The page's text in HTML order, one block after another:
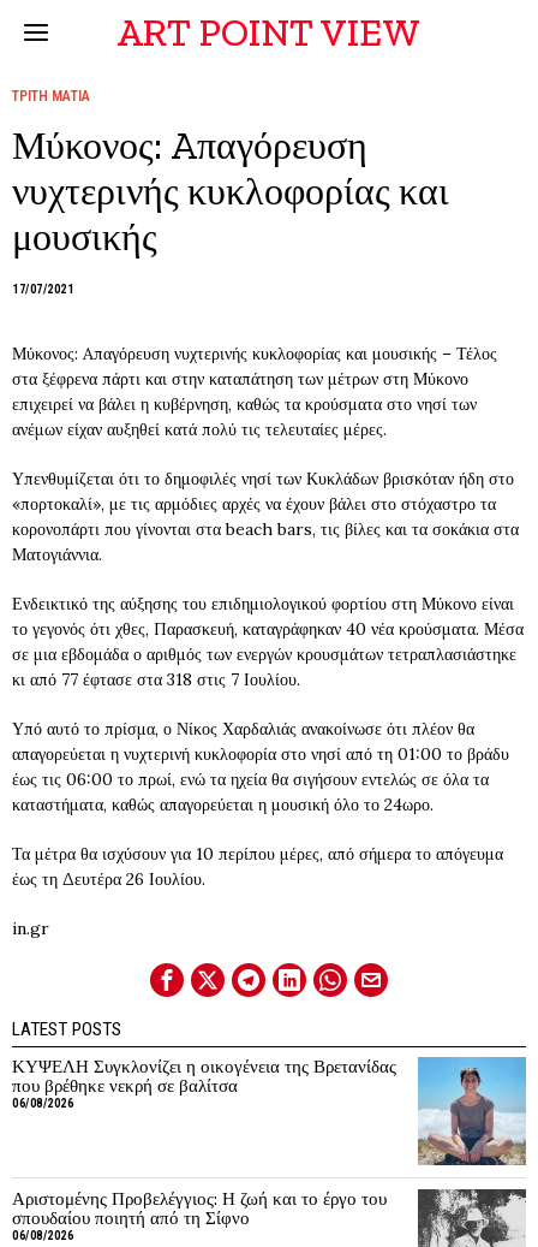
ART POINT VIEW
ΤΡΙΤΗ ΜΑΤΙΑ
Μύκονος: Aπαγόρευση
νυχτερινής κυκλοφορίας και
μουσικής
17/07/2021
Μύκονος: Aπαγόρευση νυχτερινής κυκλοφορίας και μουσικής – Τέλος
στα ξέφρενα πάρτι και στην καταπάτηση των μέτρων στη Μύκονο
επιχειρεί να βάλει η κυβέρνηση, καθώς τα κρούσματα στο νησί των
ανέμων είχαν αυξηθεί κατά πολύ τις τελευταίες μέρες.
Υπενθυμίζεται ότι το δημοφιλές νησί των Κυκλάδων βρισκόταν ήδη στο
«πορτοκαλί», με τις αρμόδιες αρχές να έχουν βάλει στο στόχαστρο τα
κορονοπάρτι που γίνονται στα beach bars, τις βίλες και τα σοκάκια στα
Ματογιάννια.
Ενδεικτικό της αύξησης του επιδημιολογικού φορτίου στη Μύκονο είναι
το γεγονός ότι χθες, Παρασκευή, καταγράφηκαν 40 νέα κρούσματα. Μέσα
σε μια εβδομάδα ο αριθμός των ενεργών κρουσμάτων τετραπλασιάστηκε
κι από 77 έφτασε στα 318 στις 7 Ιουλίου.
Υπό αυτό το πρίσμα, ο Νίκος Χαρδαλιάς ανακοίνωσε ότι πλέον θα
απαγορεύεται η νυχτερινή κυκλοφορία στο νησί από τη 01:00 το βράδυ
έως τις 06:00 το πρωί, ενώ τα ηχεία θα σιγήσουν εντελώς σε όλα τα
καταστήματα, καθώς απαγορεύεται η μουσική όλο το 24ωρο.
Τα μέτρα θα ισχύσουν για 10 περίπου μέρες, από σήμερα το απόγευμα
έως τη Δευτέρα 26 Ιουλίου.
in.gr
LATEST POSTS
ΚΥΨΕΛΗ Συγκλονίζει η οικογένεια της Βρετανίδας
που βρέθηκε νεκρή σε βαλίτσα
06/08/2026
Αριστομένης Προβελέγγιος: Η ζωή και το έργο του
σπουδαίου ποιητή από τη Σίφνο
06/08/2026